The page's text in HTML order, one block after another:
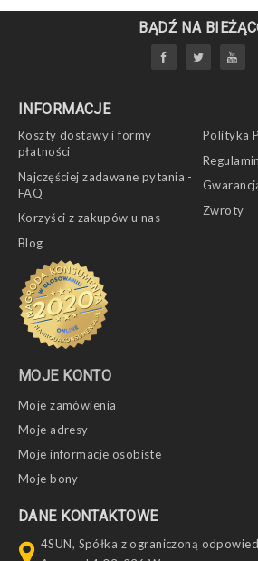
BĄDŹ NA
INFORMACJE
Koszty dostawy i formy
płatności
Najczęściej zadawane pytania -
FAQ
Korzyści z zakupów u nas
Blog
Polityka
Zwroty
MOJE KONTO
Moje zamówienia
Moje adresy
Moje informacje osobiste
Moje bony
DANE KONTAKTOWE
4SUN, Spółka z ograniczoną